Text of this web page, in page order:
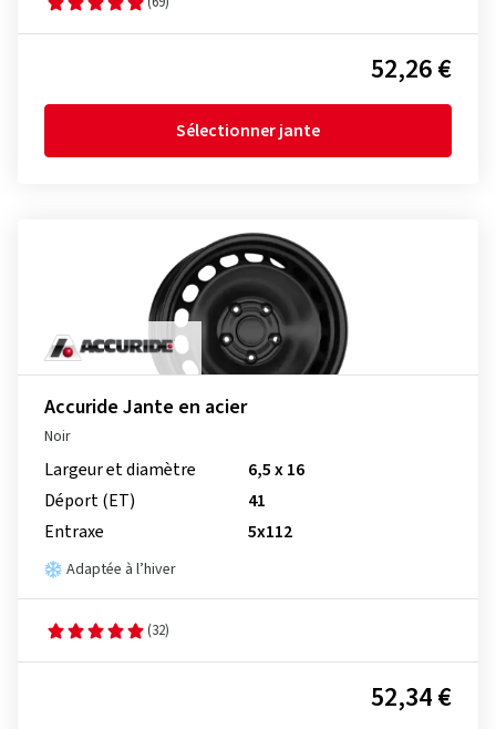
52,26 €
Sélectionner jante
Accuride Jante en acier
Noir
Largeur et diamètre
6,5 x 16
Déport (ET)
41
Entraxe
5x112
Adaptée à l’hiver
(32)
52,34 €